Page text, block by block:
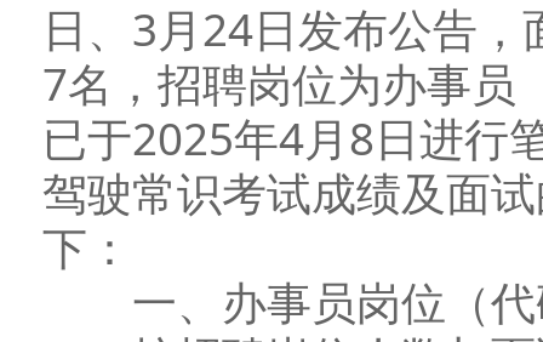
日、3月24日发布公告
7名，招聘岗位为办事员
已于2025年4月8日进行
驾驶常识考试成绩及面
下：
一、办事员岗位（代